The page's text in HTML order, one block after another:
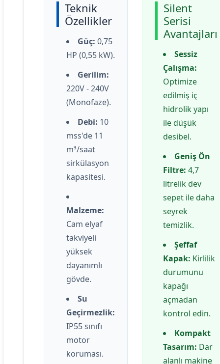
Teknik
Özellikler
Güç: 0,75
HP (0,55 kW).
Gerilim:
220V - 240V
(Monofaze).
Debi: 10
mss'de 11
m³/saat
sirkülasyon
kapasitesi.
Malzeme:
Cam elyaf
takviyeli
yüksek
dayanımlı
gövde.
Su
Geçirmezlik:
IP55 sınıfı
motor
koruması.
Silent
Serisi
Avantajları
Sessiz
Çalışma:
Optimize
edilmiş iç
hidrolik yapı
ile düşük
desibel.
Geniş Ön
Filtre: 4,7
litrelik dev
sepet ile daha
seyrek
temizlik.
Şeffaf
Kapak: Kirlilik
durumunu
kapağı
açmadan
kontrol edin.
Kompakt
Tasarım: Dar
alanlı makine